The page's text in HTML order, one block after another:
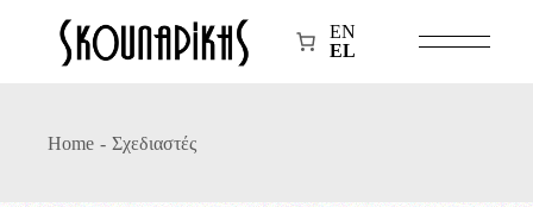
EN
EL
Home Σχεδιαστές